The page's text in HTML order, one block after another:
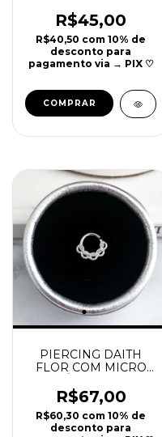
R$45,00
R$40,50 com 10% de
desconto para
pagamento via → PIX ♡
PIERCING DAITH
FLOR COM MICRO
925 | REF P51
R$67,00
R$60,30 com 10% de
desconto para